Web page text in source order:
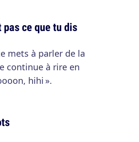
ce que tu dis
mets à parler de la
continue à rire en
hihi ».